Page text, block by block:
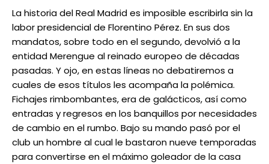
La historia del Real Madrid es imposible escribirla sin la
labor presidencial de Florentino Pérez. En sus dos
mandatos, sobre todo en el segundo, devolvió a la
entidad Merengue al reinado europeo de décadas
pasadas. Y ojo, en estas líneas no debatiremos a
cuales de esos títulos les acompaña la polémica.
Fichajes rimbombantes, era de galácticos, así como
entradas y regresos en los banquillos por necesidades
de cambio en el rumbo. Bajo su mando pasó por el
club un hombre al cual le bastaron nueve temporadas
para convertirse en el máximo goleador de la casa